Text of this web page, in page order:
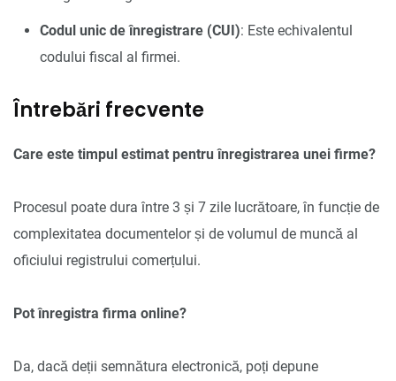
Codul unic de înregistrare (CUI): Este echivalentul
codului fiscal al firmei.
Întrebări frecvente
Care este timpul estimat pentru înregistrarea unei firme?
Procesul poate dura între 3 și 7 zile lucrătoare, în funcție de
complexitatea documentelor și de volumul de muncă al
oficiului registrului comerțului.
Pot înregistra firma online?
Da, dacă deții semnătura electronică, poți depune